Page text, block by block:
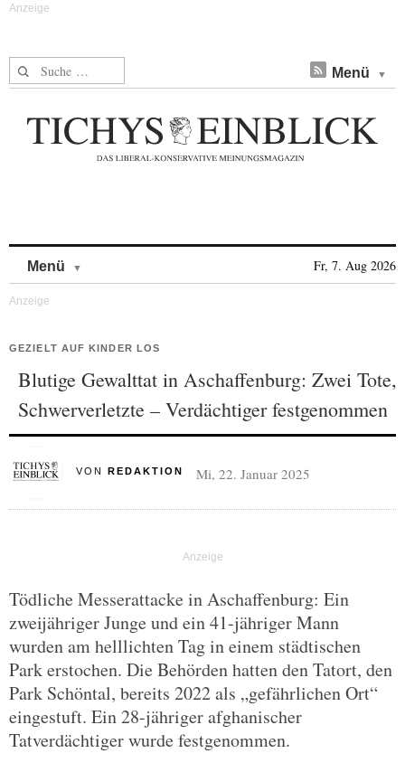
Suche nach: Menü
Menü Fr, 7. Aug 2026
GEZIELT AUF KINDER LOS
Blutige Gewalttat in Aschaffenburg: Zwei Tote,
Schwerverletzte – Verdächtiger festgenommen
VON REDAKTION Mi, 22. Januar 2025
Tödliche Messerattacke in Aschaffenburg: Ein
zweijähriger Junge und ein 41-jähriger Mann
wurden am helllichten Tag in einem städtischen
Park erstochen. Die Behörden hatten den Tatort, den
Park Schöntal, bereits 2022 als „gefährlichen Ort“
eingestuft. Ein 28-jähriger afghanischer
Tatverdächtiger wurde festgenommen.